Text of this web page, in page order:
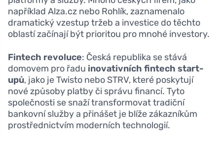
například Alza.cz nebo Rohlík, zaznamenalo
dramatický vzestup tržeb a investice do těchto
oblastí začínají být prioritou pro mnohé investory.
Fintech revoluce: Česká republika se stává
domovem pro řadu inovativních fintech start-
upů, jako je Twisto nebo STRV, které poskytují
nové způsoby platby či správu financí. Tyto
společnosti se snaží transformovat tradiční
bankovní služby a přinášet je blíže zákazníkům
prostřednictvím moderních technologií.